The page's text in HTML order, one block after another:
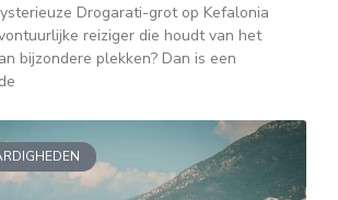
Drogarati-grot op Kefalonia
reiziger die houdt van het
bijzondere plekken? Dan is een